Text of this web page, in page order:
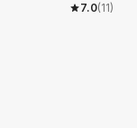
7.0(11)